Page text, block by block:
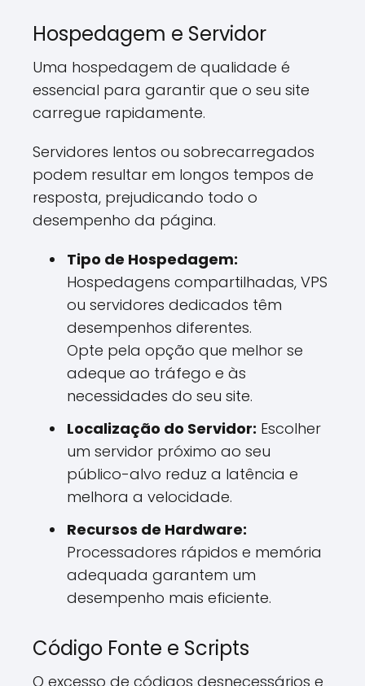
Hospedagem e Servidor
Uma hospedagem de qualidade é
essencial para garantir que o seu site
carregue rapidamente.
Servidores lentos ou sobrecarregados
podem resultar em longos tempos de
resposta, prejudicando todo o
desempenho da página.
Tipo de Hospedagem:
Hospedagens compartilhadas, VPS
ou servidores dedicados têm
desempenhos diferentes.
Opte pela opção que melhor se
adeque ao tráfego e às
necessidades do seu site.
Localização do Servidor: Escolher
um servidor próximo ao seu
público-alvo reduz a latência e
melhora a velocidade.
Recursos de Hardware:
Processadores rápidos e memória
adequada garantem um
desempenho mais eficiente.
Código Fonte e Scripts
O excesso de códigos desnecessários e